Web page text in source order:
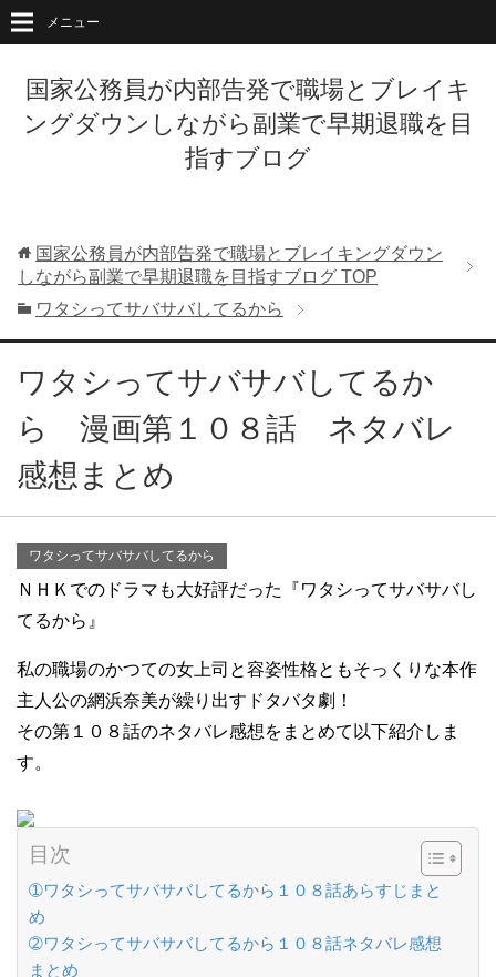
国家公務員が内部告発で職場とブレイキ
ングダウンしながら副業で早期退職を目
指すブログ
メニュー
国家公務員が内部告発で職場とブレイキングダウン
しながら副業で早期退職を目指すブログ TOP
ワタシってサバサバしてるから
ワタシってサバサバしてるか
ら 漫画第１０８話 ネタバレ
感想まとめ
ワタシってサバサバしてるから
ＮＨＫでのドラマも大好評だった『ワタシってサバサバし
てるから』
私の職場のかつての女上司と容姿性格ともそっくりな本作
主人公の網浜奈美が繰り出すドタバタ劇！
その第１０８話のネタバレ感想をまとめて以下紹介しま
す。
目次
➀ワタシってサバサバしてるから１０８話あらすじまと
め
➁ワタシってサバサバしてるから１０８話ネタバレ感想
まとめ